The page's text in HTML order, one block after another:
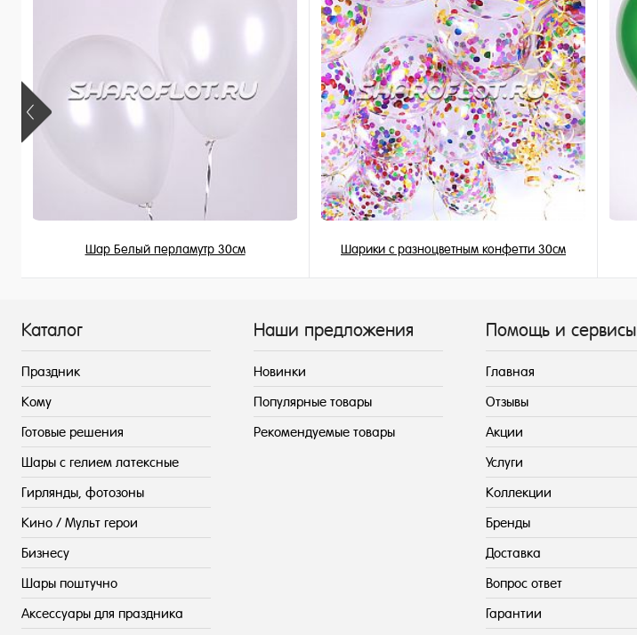
Шар Белый перламутр 30см Шарики с разноцветным конфетти 30см
Каталог
Праздник
Кому
Готовые решения
Шары с гелием латексные
Гирлянды, фотозоны
Кино / Мульт герои
Бизнесу
Шары поштучно
Аксессуары для праздника
Наши предложения
Новинки
Популярные товары
Рекомендуемые товары
Помощь и сервисы
Главная
Отзывы
Акции
Услуги
Коллекции
Бренды
Доставка
Вопрос ответ
Гарантии